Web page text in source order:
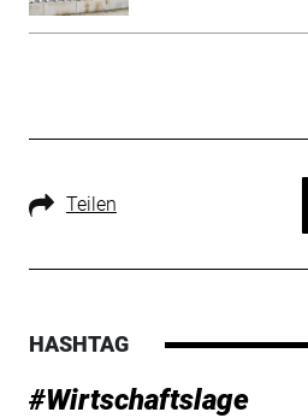
Teilen
HASHTAG
#Wirtschaftslage